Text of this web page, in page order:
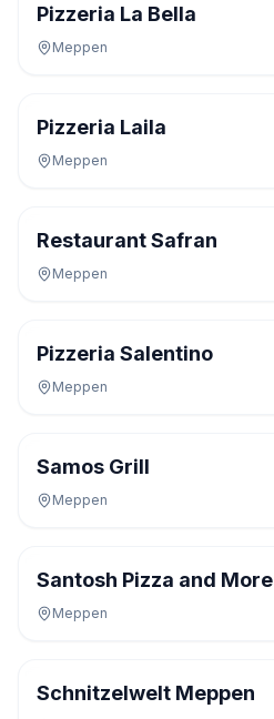
Pizzeria La Bella
Meppen
Pizzeria Laila
Meppen
Restaurant Safran
Meppen
Pizzeria Salentino
Meppen
Samos Grill
Meppen
Santosh Pizza and More
Meppen
Schnitzelwelt Meppen